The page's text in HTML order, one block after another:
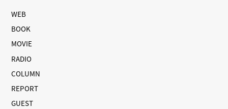
WEB
BOOK
MOVIE
RADIO
COLUMN
REPORT
GUEST